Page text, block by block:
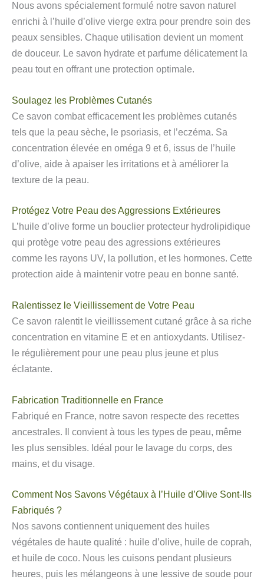
Nous avons spécialement formulé notre savon naturel
enrichi à l’huile d’olive vierge extra pour prendre soin des
peaux sensibles. Chaque utilisation devient un moment
de douceur. Le savon hydrate et parfume délicatement la
peau tout en offrant une protection optimale.
Soulagez les Problèmes Cutanés
Ce savon combat efficacement les problèmes cutanés
tels que la peau sèche, le psoriasis, et l’eczéma. Sa
concentration élevée en oméga 9 et 6, issus de l’huile
d’olive, aide à apaiser les irritations et à améliorer la
texture de la peau.
Protégez Votre Peau des Aggressions Extérieures
L’huile d’olive forme un bouclier protecteur hydrolipidique
qui protège votre peau des agressions extérieures
comme les rayons UV, la pollution, et les hormones. Cette
protection aide à maintenir votre peau en bonne santé.
Ralentissez le Vieillissement de Votre Peau
Ce savon ralentit le vieillissement cutané grâce à sa riche
concentration en vitamine E et en antioxydants. Utilisez-
le régulièrement pour une peau plus jeune et plus
éclatante.
Fabrication Traditionnelle en France
Fabriqué en France, notre savon respecte des recettes
ancestrales. Il convient à tous les types de peau, même
les plus sensibles. Idéal pour le lavage du corps, des
mains, et du visage.
Comment Nos Savons Végétaux à l’Huile d’Olive Sont-Ils
Fabriqués ?
Nos savons contiennent uniquement des huiles
végétales de haute qualité : huile d’olive, huile de coprah,
et huile de coco. Nous les cuisons pendant plusieurs
heures, puis les mélangeons à une lessive de soude pour